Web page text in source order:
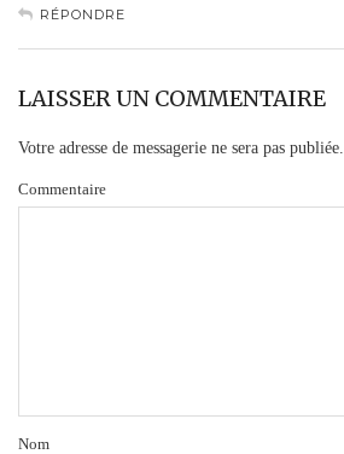
RÉPONDRE
LAISSER UN COMMENTAIRE
Votre adresse de messagerie ne sera pas publiée.
Commentaire
Nom